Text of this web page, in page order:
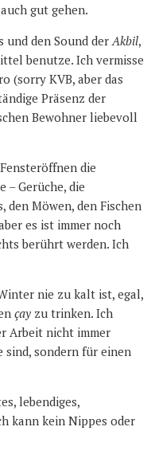
gut gehen.
und den Sound derAkbil,
benutze. Ich vermisse
(sorry KVB, aber das
Präsenz der
Bewohner liebevoll
die
– Gerüche, die
den Möwen, den Fischen
es ist immer noch
berührt werden. Ich
nie zu kalt ist, egal,
çay zu trinken. Ich
Arbeit nicht immer
sind, sondern für einen
lebendiges,
kann kein Nippes oder